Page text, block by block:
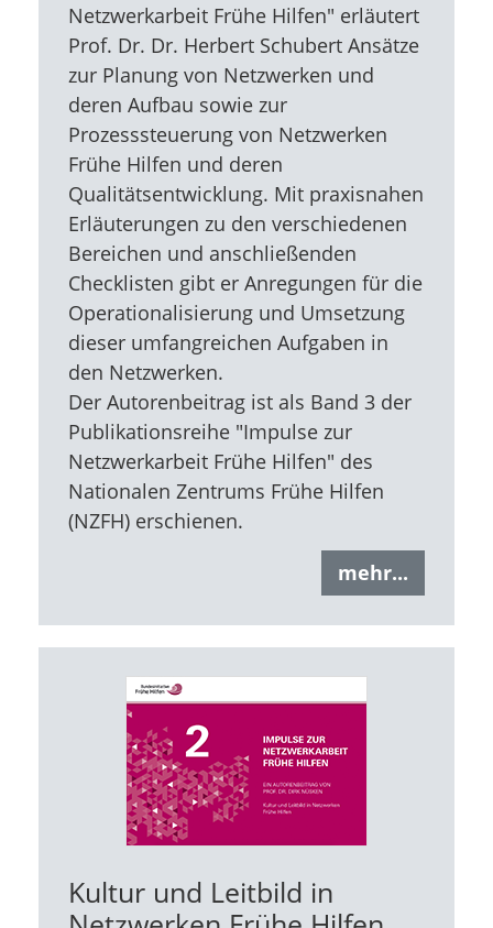
Netzwerkarbeit Frühe Hilfen" erläutert
Prof. Dr. Dr. Herbert Schubert Ansätze
zur Planung von Netzwerken und
deren Aufbau sowie zur
Prozesssteuerung von Netzwerken
Frühe Hilfen und deren
Qualitätsentwicklung. Mit praxisnahen
Erläuterungen zu den verschiedenen
Bereichen und anschließenden
Checklisten gibt er Anregungen für die
Operationalisierung und Umsetzung
dieser umfangreichen Aufgaben in
den Netzwerken.
Der Autorenbeitrag ist als Band 3 der
Publikationsreihe "Impulse zur
Netzwerkarbeit Frühe Hilfen" des
Nationalen Zentrums Frühe Hilfen
(NZFH) erschienen.
mehr...
Kultur und Leitbild in